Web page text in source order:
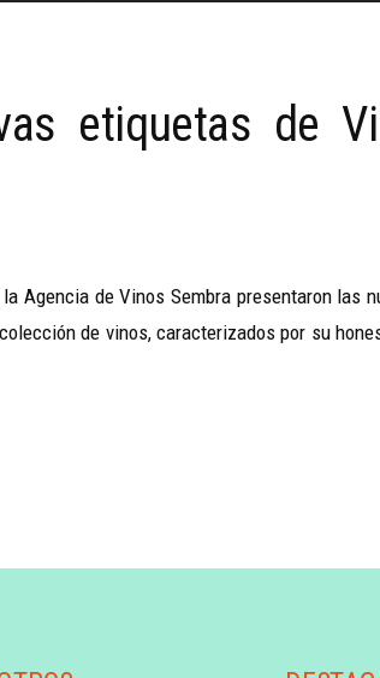
etiquetas de
Agencia de Vinos Sembra presentaron las
de vinos, caracterizados por su